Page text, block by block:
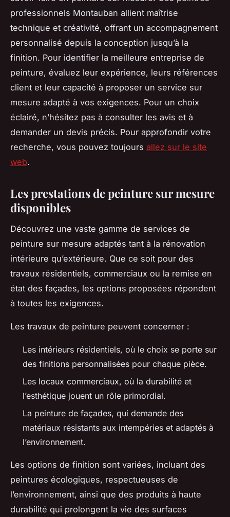
professionnels Montauban allient maîtrise
technique et créativité, offrant un accompagnement
personnalisé depuis la conception jusqu’à la
finition. Pour identifier la meilleure entreprise de
peinture, évaluez leur expérience, leurs références
client et leur capacité à proposer un service sur
mesure adapté à vos exigences. Pour un choix
éclairé, n’hésitez pas à consulter les avis et à
demander un devis précis. Pour approfondir votre
recherche, vous pouvez toujours allez sur le site
web.
Les prestations de peinture sur mesure
disponibles
Découvrez une vaste gamme de services de
peinture sur mesure adaptés tant à la rénovation
intérieure qu’extérieure. Que ce soit pour des
travaux résidentiels, commerciaux ou la remise en
état des façades, les options proposées répondent
à toutes les exigences.
Les travaux de peinture peuvent concerner :
Les intérieurs résidentiels, où le choix se porte sur
des finitions personnalisées pour chaque pièce.
Les locaux commerciaux, où la durabilité et
l’esthétique jouent un rôle primordial.
La peinture de façades, qui demande des
matériaux résistants aux intempéries et adaptés à
l’environnement.
Les options de finition sont variées, incluant des
peintures écologiques, respectueuses de
l’environnement, ainsi que des produits à haute
durabilité qui prolongent la vie des surfaces